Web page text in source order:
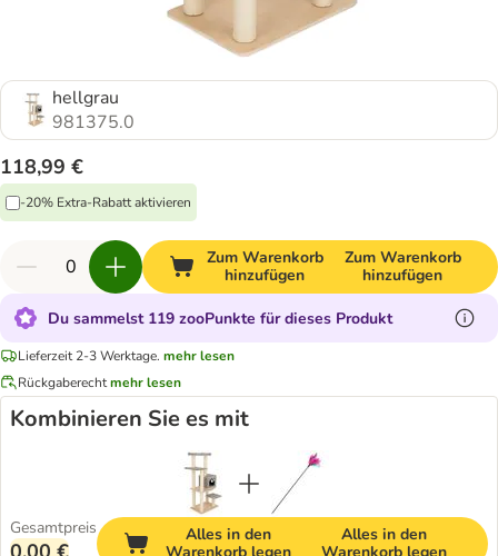
hellgrau
981375.0
118,99 €
-20% Extra-Rabatt aktivieren
Zum Warenkorb
hinzufügen
Zum Warenkorb
hinzufügen
Du sammelst 119 zooPunkte für dieses Produkt
Lieferzeit 2-3 Werktage. mehr lesen
Rückgaberechtmehr lesen
Kombinieren Sie es mit
Gesamtpreis
Alles in den
Alles in den